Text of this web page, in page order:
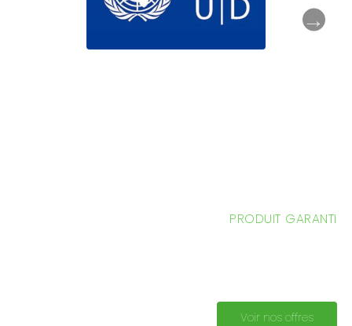
PRODUIT GARANTI
Voir nos offres